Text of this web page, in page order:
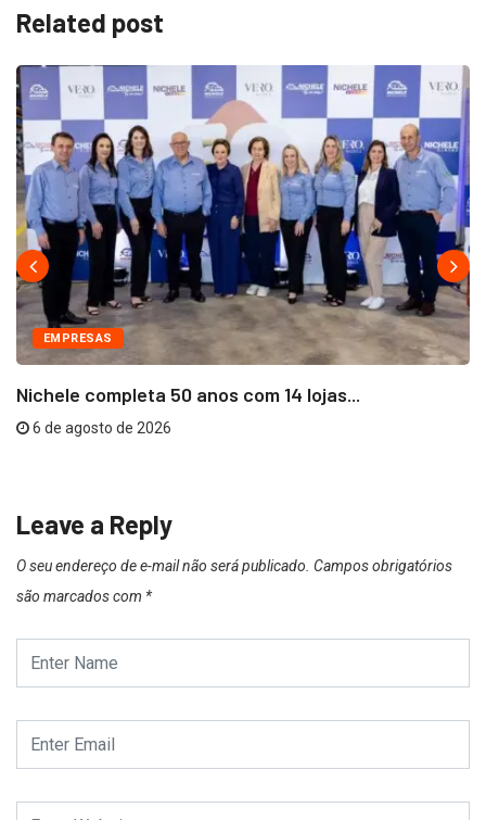
Related post
EMPRESAS
Nichele completa 50 anos com 14 lojas...
6 de agosto de 2026
Leave a Reply
O seu endereço de e-mail não será publicado. Campos obrigatórios
são marcados com *